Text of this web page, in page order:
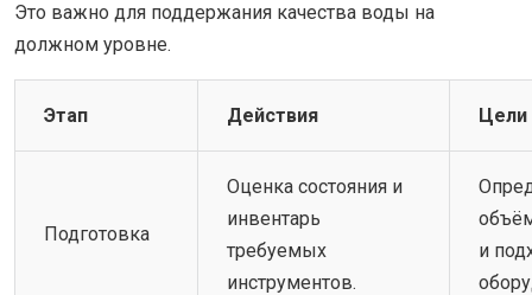
Это важно для поддержания качества воды на
должном уровне.
Этап Действия Цели
Подготовка
Оценка состояния и
инвентарь
требуемых
инструментов.
и